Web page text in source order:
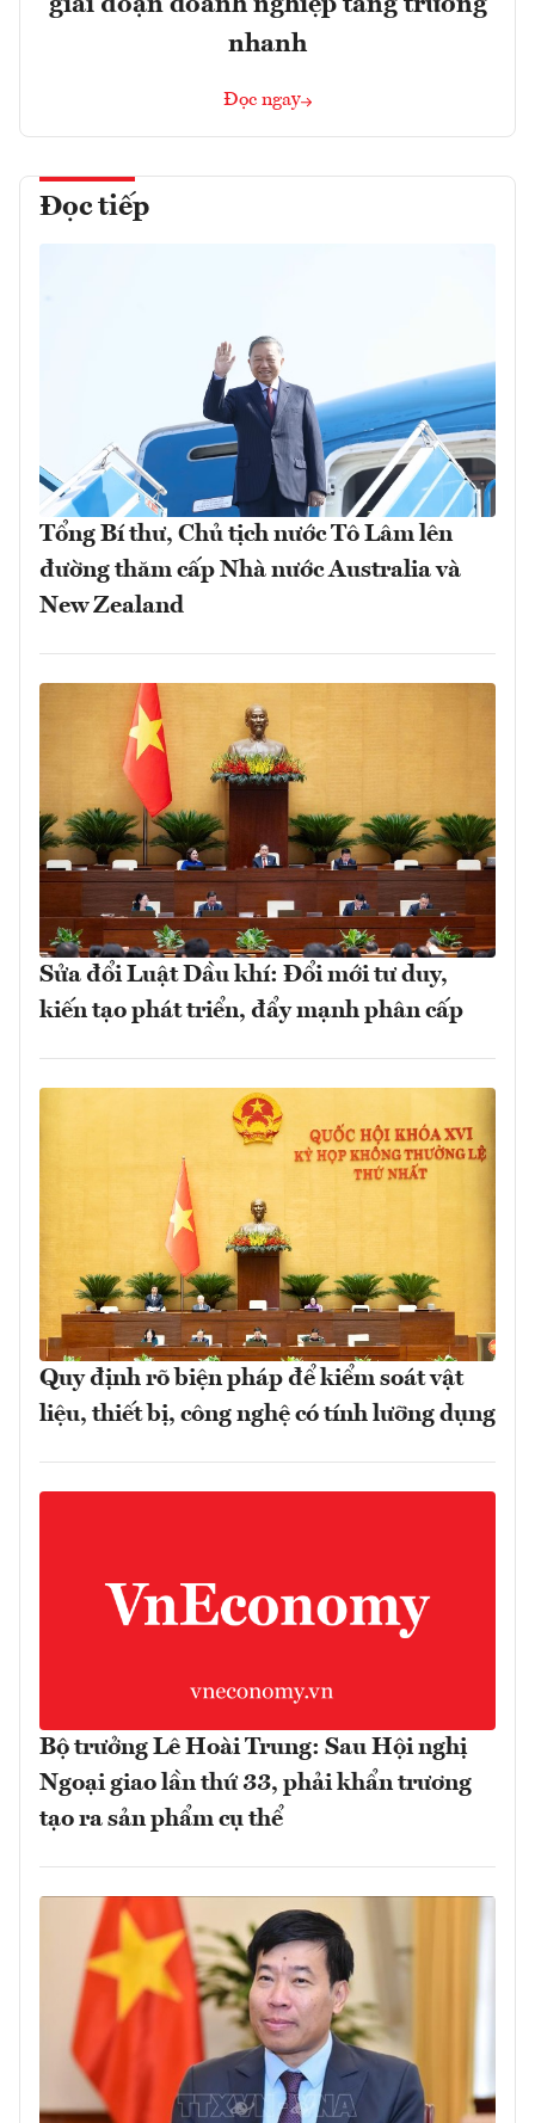
nhanh
Đọc ngay
Đọc tiếp
Tổng Bí thư, Chủ tịch nước Tô Lâm lên
đường thăm cấp Nhà nước Australia và
New Zealand
Sửa đổi Luật Dầu khí: Đổi mới tư duy,
kiến tạo phát triển, đẩy mạnh phân cấp
Quy định rõ biện pháp để kiểm soát vật
liệu, thiết bị, công nghệ có tính lưỡng dụng
Bộ trưởng Lê Hoài Trung: Sau Hội nghị
Ngoại giao lần thứ 33, phải khẩn trương
tạo ra sản phẩm cụ thể